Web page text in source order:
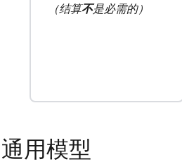
（结算不是必需的）
通用模型